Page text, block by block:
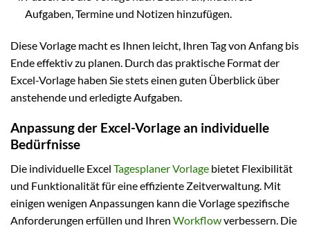
Aufgaben, Termine und Notizen hinzufügen.
Diese Vorlage macht es Ihnen leicht, Ihren Tag von Anfang bis
Ende effektiv zu planen. Durch das praktische Format der
Excel-Vorlage haben Sie stets einen guten Überblick über
anstehende und erledigte Aufgaben.
Anpassung der Excel-Vorlage an individuelle
Bedürfnisse
Die individuelle Excel Tagesplaner Vorlage bietet Flexibilität
und Funktionalität für eine effiziente Zeitverwaltung. Mit
einigen wenigen Anpassungen kann die Vorlage spezifische
Anforderungen erfüllen und Ihren Workflowverbessern. Die